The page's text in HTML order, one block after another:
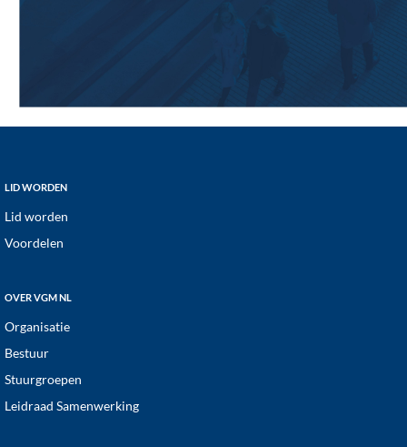
Footer
LID WORDEN
Lid worden
Voordelen
OVER VGM NL
Organisatie
Bestuur
Stuurgroepen
Leidraad Samenwerking